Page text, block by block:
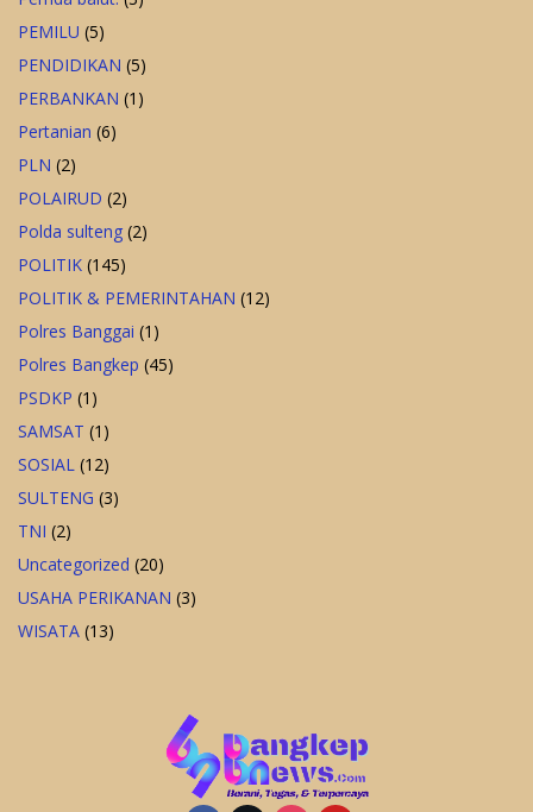
PEMILU (5)
PENDIDIKAN (5)
PERBANKAN (1)
Pertanian (6)
PLN (2)
POLAIRUD (2)
Polda sulteng (2)
POLITIK (145)
POLITIK & PEMERINTAHAN (12)
Polres Banggai (1)
Polres Bangkep (45)
PSDKP (1)
SAMSAT (1)
SOSIAL (12)
SULTENG (3)
TNI (2)
Uncategorized (20)
USAHA PERIKANAN (3)
WISATA (13)